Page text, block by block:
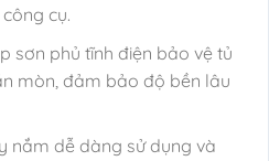
cụ.
sơn phủ tĩnh điện bảo vệ tủ
mòn, đảm bảo độ bền lâu
nắm dễ dàng sử dụng và